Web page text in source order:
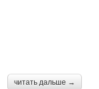
читать дальше →